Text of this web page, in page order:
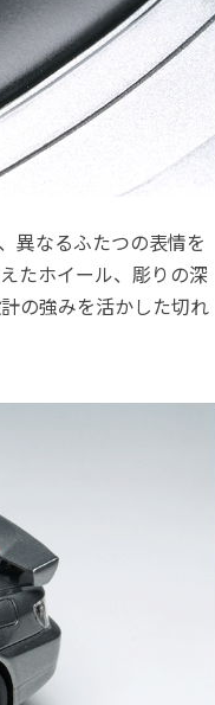
異なるふたつの表情を
たホイール、彫りの深
の強みを活かした切れ